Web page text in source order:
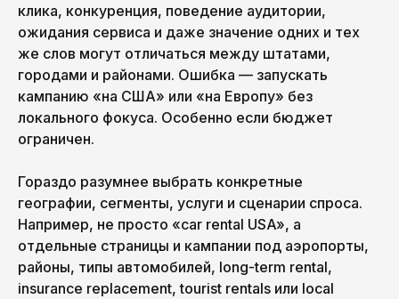
клика, конкуренция, поведение аудитории,
ожидания сервиса и даже значение одних и тех
же слов могут отличаться между штатами,
городами и районами. Ошибка — запускать
кампанию «на США» или «на Европу» без
локального фокуса. Особенно если бюджет
ограничен.
Гораздо разумнее выбрать конкретные
географии, сегменты, услуги и сценарии спроса.
Например, не просто «car rental USA», а
отдельные страницы и кампании под аэропорты,
районы, типы автомобилей, long-term rental,
insurance replacement, tourist rentals или local